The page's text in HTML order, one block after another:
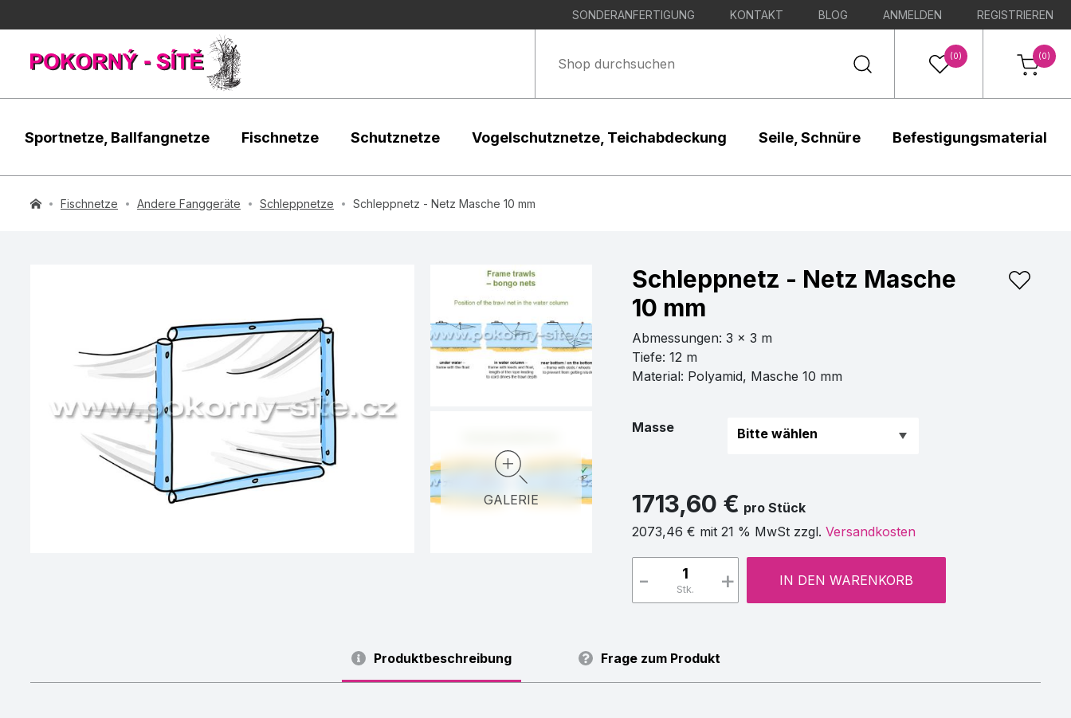
SONDERANFERTIGUNG KONTAKT BLOG ANMELDEN REGISTRIEREN
(0) (0)
Sportnetze, Ballfangnetze Fischnetze Schutznetze Vogelschutznetze, Teichabdeckung Seile, Schnüre Befestigungsmaterial
Fischnetze Andere Fanggeräte Schleppnetze Schleppnetz - Netz Masche 10 mm
GALERIE
Schleppnetz - Netz Masche
10 mm
Abmessungen: 3 x 3 m
Tiefe: 12 m
Material: Polyamid, Masche 10 mm
Masse
1713,60 € pro Stück
2073,46 € mit 21 % MwSt zzgl. Versandkosten
Stk. +
- IN DEN WARENKORB
Produktbeschreibung Frage zum Produkt